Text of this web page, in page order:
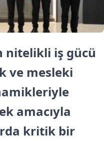
nitelikli iş gücü
ve mesleki
amacıyla
kritik bir